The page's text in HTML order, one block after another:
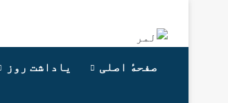
صفحهٔ اصلی یاداشت روز